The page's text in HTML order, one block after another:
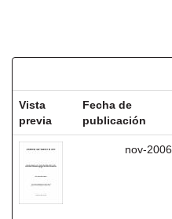
Vista
previa
Fecha de
publicación
nov-2006